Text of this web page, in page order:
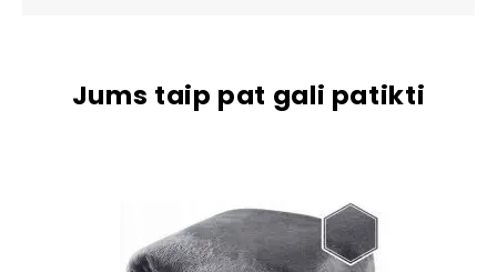
Jums taip pat gali patikti